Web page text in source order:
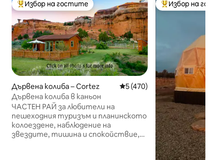
Най-популярен избор на гостите
Избор на гостите
Дървена колиба – Cortez Средна оценка: 5 от 5,
5 (470)
Дървена колиба в каньон
ЧАСТЕН РАЙ за любители на
пешеходния туризъм и планинското
колоездене, наблюдение на
звездите, тишина и спокойствие,
Най-популярен
Избор на